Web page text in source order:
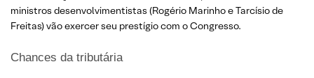
ministros desenvolvimentistas (Rogério Marinho e Tarcísio de
Freitas) vão exercer seu prestígio com o Congresso.
Chances da tributária